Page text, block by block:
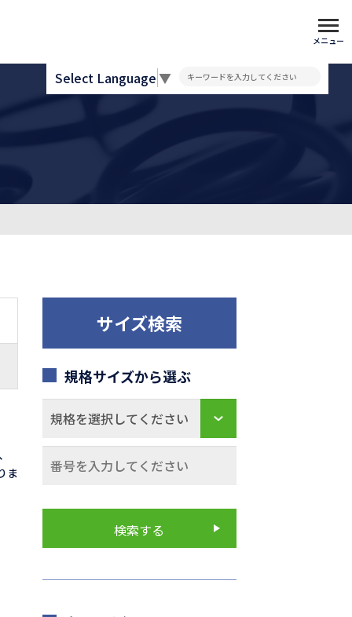
メニュー
Select Language▼
ま
サイズ検索
規格サイズから選ぶ